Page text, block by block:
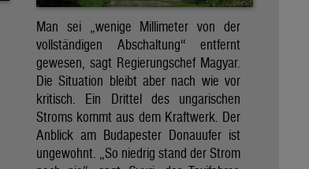
Man sei „wenige Millimeter von der
vollständigen Abschaltung“ entfernt
gewesen, sagt Regierungschef Magyar.
Die Situation bleibt aber nach wie vor
kritisch. Ein Drittel des ungarischen
Stroms kommt aus dem Kraftwerk. Der
Anblick am Budapester Donauufer ist
ungewohnt. „So niedrig stand der Strom